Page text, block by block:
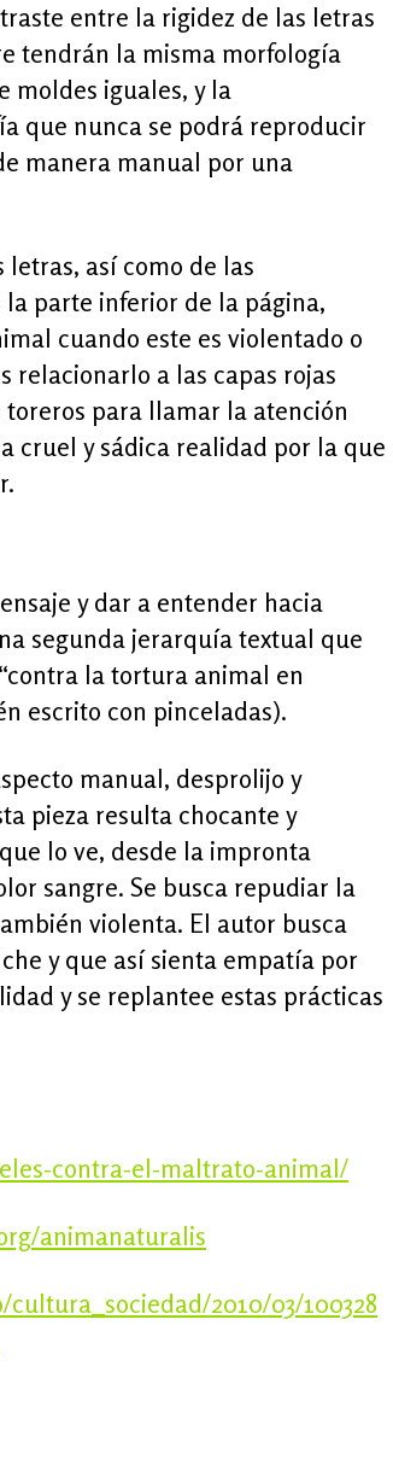
entre la rigidez de las letras
tendrán la misma morfología
moldes iguales, y la
que nunca se podrá reproducir
manera manual por una
así como de las
parte inferior de la página,
cuando este es violentado o
relacionarlo a las capas rojas
para llamar la atención
cruel y sádica realidad por la que
y dar a entender hacia
segunda jerarquía textual que
la tortura animal en
escrito con pinceladas).
manual, desprolijo y
pieza resulta chocante y
lo ve, desde la impronta
sangre. Se busca repudiar la
violenta. El autor busca
y que así sienta empatía por
y se replantee estas prácticas
contra-el-maltrato-animal/
animanaturalis
2010/03/100328